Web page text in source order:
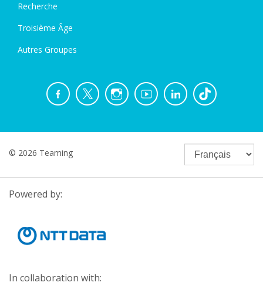
Recherche
Troisième Âge
Autres Groupes
© 2026 Teaming
Powered by:
In collaboration with: